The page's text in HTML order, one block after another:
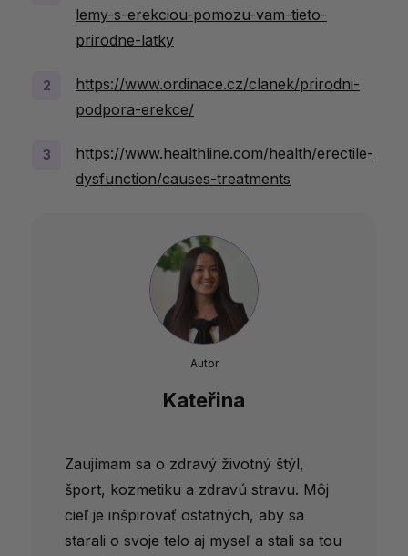
lemy-s-erekciou-pomozu-vam-tieto-
prirodne-latky
https://www.ordinace.cz/clanek/prirodni-
podpora-erekce/
https://www.healthline.com/health/erectile-
dysfunction/causes-treatments
Autor
Kateřina
Zaujímam sa o zdravý životný štýl,
šport, kozmetiku a zdravú stravu. Môj
cieľ je inšpirovať ostatných, aby sa
starali o svoje telo aj myseľ a stali sa tou